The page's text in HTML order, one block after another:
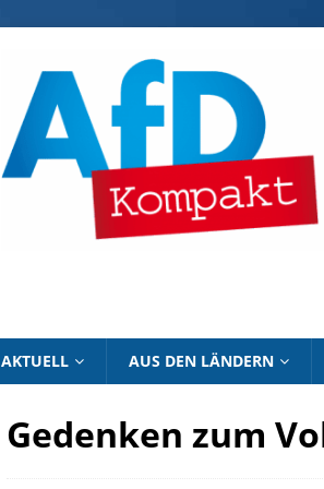
AKTUELL AUS DEN LÄNDERN
Gedenken zum